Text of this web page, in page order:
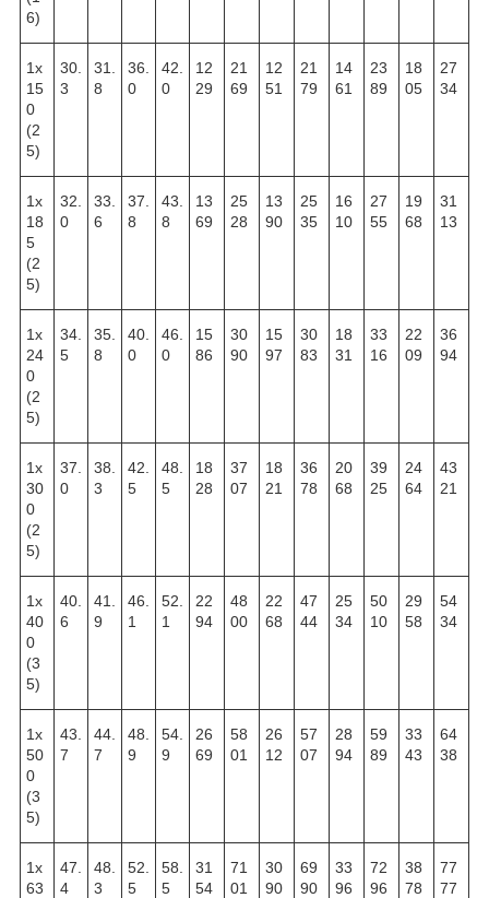
6)
1х
15
0
(2
5)
30.
3
31.
8
36.
0
42.
0
12
29
21
69
12
51
21
79
14
61
23
89
18
05
27
34
1х
18
5
(2
5)
32.
0
33.
6
37.
8
43.
8
13
69
25
28
13
90
25
35
16
10
27
55
19
68
31
13
1х
24
0
(2
5)
34.
5
35.
8
40.
0
46.
0
15
86
30
90
15
97
30
83
18
31
33
16
22
09
36
94
1х
30
0
(2
5)
37.
0
38.
3
42.
5
48.
5
18
28
37
07
18
21
36
78
20
68
39
25
24
64
43
21
1х
40
0
(3
5)
40.
6
41.
9
46.
1
52.
1
22
94
48
00
22
68
47
44
25
34
50
10
29
58
54
34
1х
50
0
(3
5)
43.
7
44.
7
48.
9
54.
9
26
69
58
01
26
12
57
07
28
94
59
89
33
43
64
38
1х
63
47.
4
48.
3
52.
5
58.
5
31
54
71
01
30
90
69
90
33
96
72
96
38
78
77
77